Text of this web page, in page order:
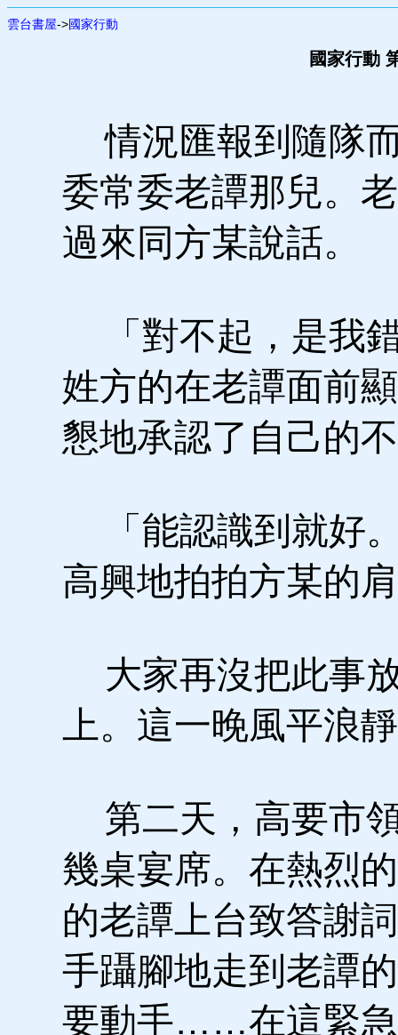
雲台書屋->國家行動
國家行動
情況匯報到隨隊
委常委老譚那兒。
過來同方某說話。
「對不起，是我
姓方的在老譚面前
懇地承認了自己的
「能認識到就好
高興地拍拍方某的
大家再沒把此事
上。這一晚風平浪
第二天，高要市
幾桌宴席。在熱烈
的老譚上台致答謝
手躡腳地走到老譚
要動手……在這緊急